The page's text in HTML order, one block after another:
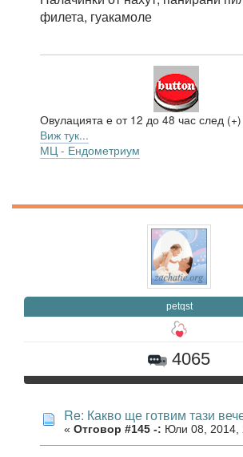
филета, гуакамоле
Овулацията е от 12 до 48 час след
Виж тук...
МЦ - Ендометриум
petqst
4065
Re: Какво ще готвим тази
« Отговор #145 -: Юли 08, 2014,